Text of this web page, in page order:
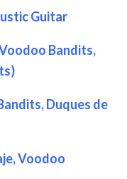
Guitar
Bandits,
Duques de
Voodoo